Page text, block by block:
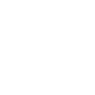
Andalucía es
Solo las
acogido a